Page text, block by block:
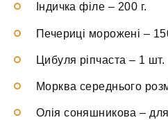
Індичка філе – 200 г.
Печериці морожені –
Цибуля ріпчаста – 1 шт.
Морква середнього
Олія соняшникова –